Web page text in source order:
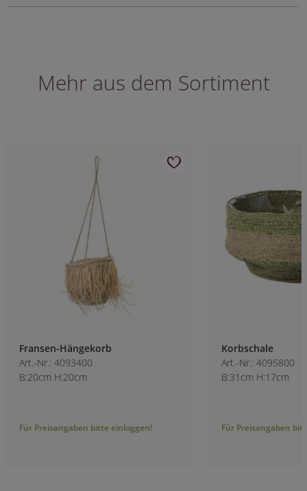
Mehr aus dem Sortiment
Fransen-Hängekorb
Art.-Nr.: 4093400
B:20cm H:20cm
Für Preisangaben bitte einloggen!
Korbschale
Art.-Nr.: 4095800
B:31cm H:17cm
Für Preisangaben